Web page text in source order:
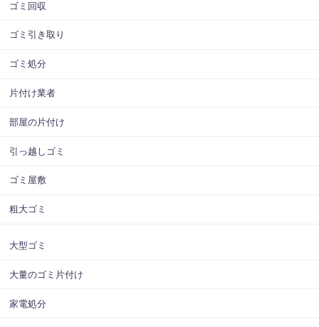
ゴミ回収
ゴミ引き取り
ゴミ処分
片付け業者
部屋の片付け
引っ越しゴミ
ゴミ屋敷
粗大ゴミ
大型ゴミ
大量のゴミ片付け
家電処分